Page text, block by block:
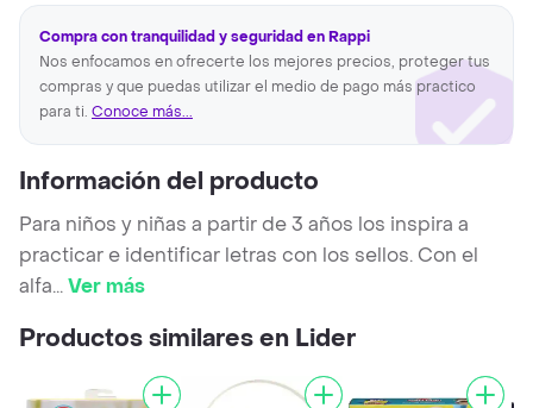
Compra con tranquilidad y seguridad en Rappi
Nos enfocamos en ofrecerte los mejores precios, proteger tus
compras y que puedas utilizar el medio de pago más practico
para ti. Conoce más...
Información del producto
Para niños y niñas a partir de 3 años los inspira a
practicar e identificar letras con los sellos. Con el
alfa...Ver más
Productos similares en Lider